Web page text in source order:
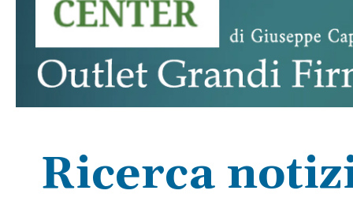
Ricerca